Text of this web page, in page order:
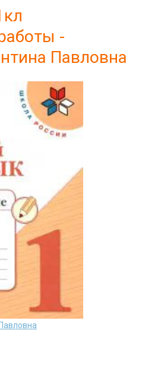
-
Павловна